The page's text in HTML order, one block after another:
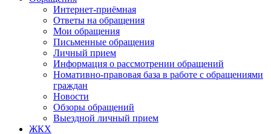
Интернет-приёмная
Ответы на обращения
Мои обращения
Письменные обращения
Личный прием
Информация о рассмотрении обращений
Номативно-правовая база в работе с обращениями
граждан
Новости
Обзоры обращений
Выездной личный прием
ЖКХ